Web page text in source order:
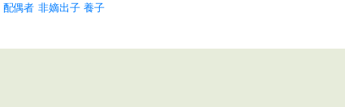
配偶者 非嫡出子 養子